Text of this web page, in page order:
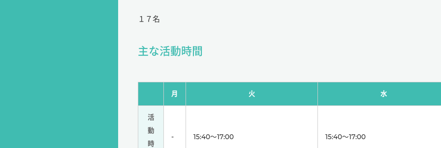
１７名
主な活動時間
月 火 水
活
動
時
- 15:40～17:00 15:40～17:00